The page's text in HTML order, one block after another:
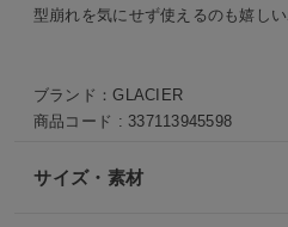
型崩れを気にせず使えるのも嬉し
ブランド：GLACIER
商品コード : 337113945598
サイズ・素材